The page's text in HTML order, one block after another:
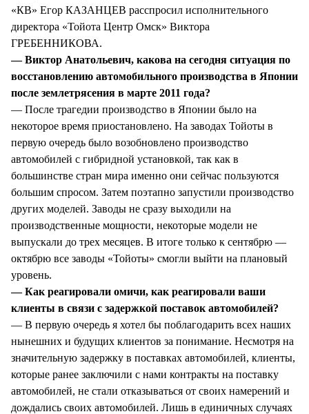
«КВ» Егор КАЗАНЦЕВ расспросил исполнительного
директора «Тойота Центр Омск» Виктора
ГРЕБЕННИКОВА.
— Виктор Анатольевич, какова на сегодня ситуация по
восстановлению автомобильного производства в Японии
после землетрясения в марте 2011 года?
— После трагедии производство в Японии было на
некоторое время приостановлено. На заводах Тойоты в
первую очередь было возобновлено производство
автомобилей с гибридной установкой, так как в
большинстве стран мира именно они сейчас пользуются
большим спросом. Затем поэтапно запустили производство
других моделей. Заводы не сразу выходили на
производственные мощности, некоторые модели не
выпускали до трех месяцев. В итоге только к сентябрю —
октябрю все заводы «Тойоты» смогли выйти на плановый
уровень.
— Как реагировали омичи, как реагировали ваши
клиенты в связи с задержкой поставок автомобилей?
— В первую очередь я хотел бы поблагодарить всех наших
нынешних и будущих клиентов за понимание. Несмотря на
значительную задержку в поставках автомобилей, клиенты,
которые ранее заключили с нами контракты на поставку
автомобилей, не стали отказываться от своих намерений и
дождались своих автомобилей. Лишь в единичных случаях